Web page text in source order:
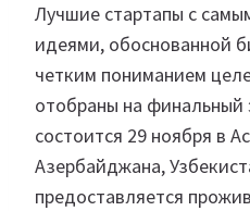
Лучшие стартапы с
идеями, обоснованной
четким пониманием
отобраны на финальный
состоится 29 ноября в
Азербайджана,
предоставляется